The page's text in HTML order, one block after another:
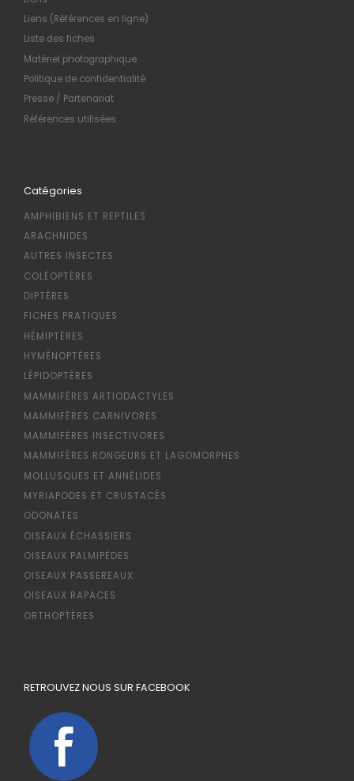
Liens (Références en ligne)
Liste des fiches
Matériel photographique
Politique de confidentialité
Presse / Partenariat
Références utilisées
Catégories
AMPHIBIENS ET REPTILES
ARACHNIDES
AUTRES INSECTES
COLÉOPTÈRES
DIPTÈRES
FICHES PRATIQUES
HÉMIPTÈRES
HYMÉNOPTÈRES
LÉPIDOPTÈRES
MAMMIFÈRES ARTIODACTYLES
MAMMIFÈRES CARNIVORES
MAMMIFÈRES INSECTIVORES
MAMMIFÈRES RONGEURS ET LAGOMORPHES
MOLLUSQUES ET ANNÉLIDES
MYRIAPODES ET CRUSTACÉS
ODONATES
OISEAUX ÉCHASSIERS
OISEAUX PALMIPÈDES
OISEAUX PASSEREAUX
OISEAUX RAPACES
ORTHOPTÈRES
RETROUVEZ NOUS SUR FACEBOOK